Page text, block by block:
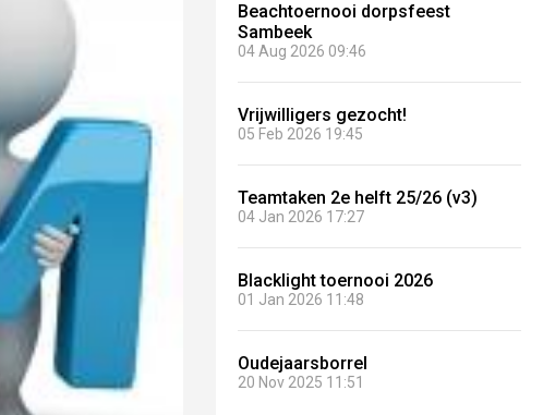
Beachtoernooi dorpsfeest
Sambeek
04 Aug 2026 09:46
Vrijwilligers gezocht!
05 Feb 2026 19:45
Teamtaken 2e helft 25/26 (v3)
04 Jan 2026 17:27
Blacklight toernooi 2026
01 Jan 2026 11:48
Oudejaarsborrel
20 Nov 2025 11:51